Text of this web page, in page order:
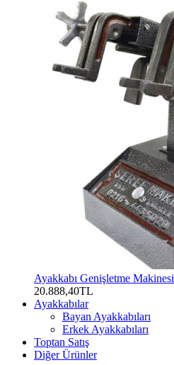
Ayakkabı Genişletme Makinesi
20.888,40TL
Ayakkabılar
Bayan Ayakkabıları
Erkek Ayakkabıları
Toptan Satış
Diğer Ürünler